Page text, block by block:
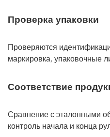
Проверка упаковки
Проверяются
маркировка, упаковочные
Соответствие
Сравнение с эталонными
контроль начала и конца